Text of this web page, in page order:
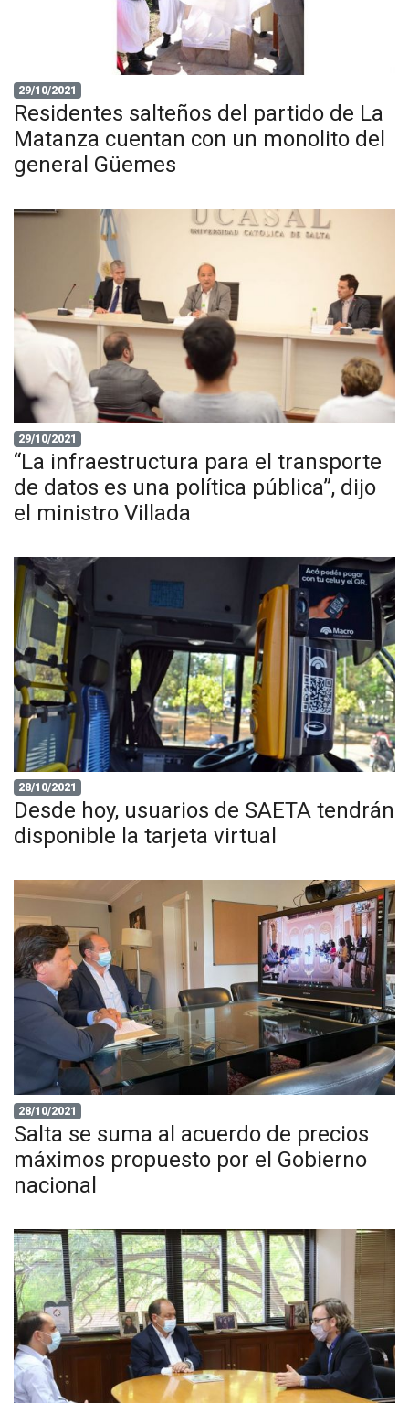
29/10/2021
Residentes salteños del partido de La
Matanza cuentan con un monolito del
general Güemes
29/10/2021
“La infraestructura para el transporte
de datos es una política pública”, dijo
el ministro Villada
28/10/2021
Desde hoy, usuarios de SAETA tendrán
disponible la tarjeta virtual
28/10/2021
Salta se suma al acuerdo de precios
máximos propuesto por el Gobierno
nacional